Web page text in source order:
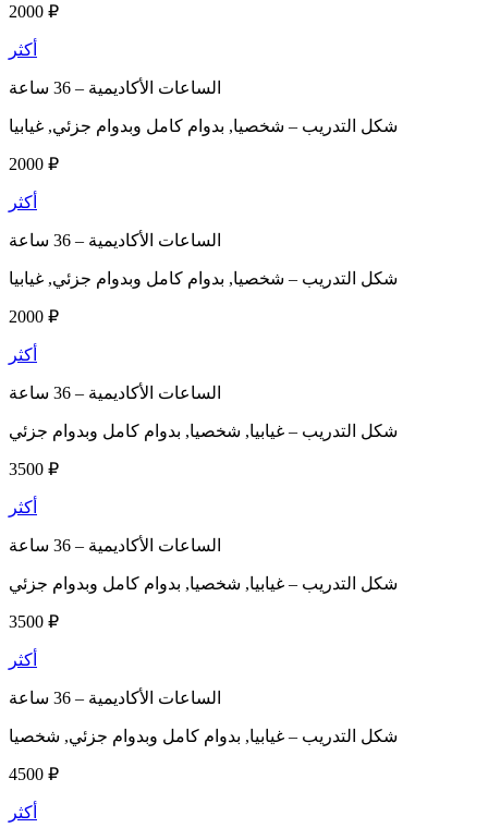
2000 ₽
أكثر
الساعات الأكاديمية –
شكل التدريب – شخصيا, بدوام كامل وبدوام جزئي, غيابيا
2000 ₽
أكثر
الساعات الأكاديمية –
شكل التدريب – شخصيا, بدوام كامل وبدوام جزئي, غيابيا
2000 ₽
أكثر
الساعات الأكاديمية –
شكل التدريب – غيابيا, شخصيا, بدوام كامل وبدوام جزئي
3500 ₽
أكثر
الساعات الأكاديمية –
شكل التدريب – غيابيا, شخصيا, بدوام كامل وبدوام جزئي
3500 ₽
أكثر
الساعات الأكاديمية –
شكل التدريب – غيابيا, بدوام كامل وبدوام جزئي, شخصيا
4500 ₽
أكثر